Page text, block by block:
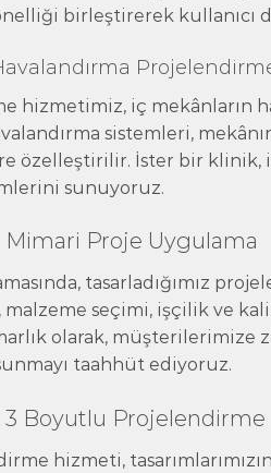
birleştirerek kullanıcı
hizmetimiz, iç mekânların
sistemleri,
özelleştirilir. İster bir klinik,
sunuyoruz.
Mimari Proje Uygulama
tasarladığımız
malzeme seçimi, işçilik ve
olarak, müşterilerimize
taahhüt ediyoruz.
3 Boyutlu Projelendirme
hizmeti,